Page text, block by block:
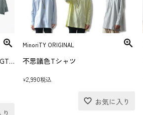
ヘビーウエイトボートネックBIGTシャツ
MinoriTY ORIGINAL
不思議色Tシャツ
¥2,990税込